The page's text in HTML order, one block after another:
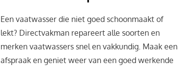
Een vaatwasser die niet goed schoonmaakt of
lekt? Directvakman repareert alle soorten en
merken vaatwassers snel en vakkundig. Maak een
afspraak en geniet weer van een goed werkende